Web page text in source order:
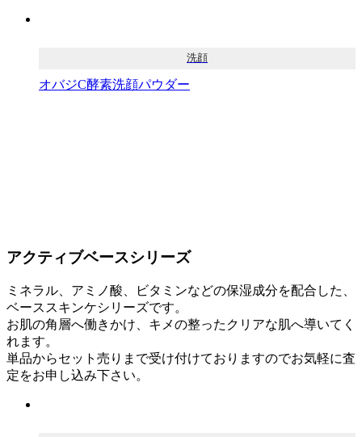
洗顔
オバジC酵素洗顔パウダー
アクティブベースシリーズ
ミネラル、アミノ酸、ビタミンなどの保湿成分を配合した、
ベーススキンケシリーズです。
お肌の角層へ働きかけ、キメの整ったクリアな肌へ導いてく
れます。
単品からセット売りまで受け付けておりますのでお気軽に査
定をお申し込み下さい。